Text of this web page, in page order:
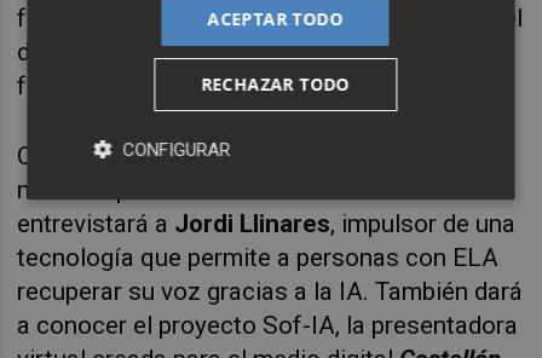
fenómeno de internet. Además, se abordará el
debate sobre la desinformación, los videos
falsos y la manipulación digital.
Como la inteligencia artificial también abre
nuevas oportunidades.
entrevistará a Jordi Llinares, impulsor de una
tecnología que permite a personas con ELA
recuperar su voz gracias a la IA. También dará
a conocer el proyecto Sof-IA, la presentadora
ACEPTAR TODO
RECHAZAR TODO
CONFIGURAR